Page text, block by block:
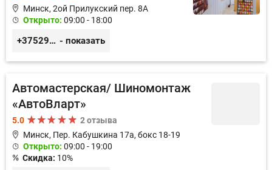
Минск, 2ой Прилукский пер. 8А
Открыто: 09:00 - 18:00
+375293366992 - показать
Автомастерская/ Шиномонтаж
«АвтоВларт»
5.0
2 отзыва
Минск, Пер. Кабушкина 17а, бокс 18-19
Открыто: 09:00 - 19:00
Скидка: 10%